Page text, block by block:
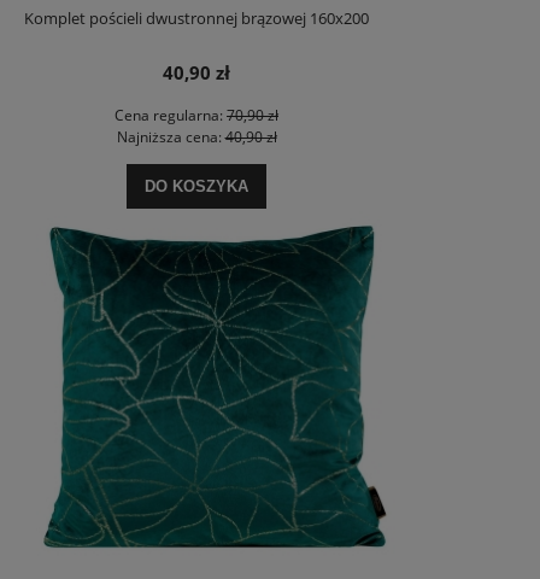
Komplet pościeli dwustronnej brązowej 160x200
40,90 zł
Cena regularna: 70,90 zł
Najniższa cena:40,90 zł
DO KOSZYKA